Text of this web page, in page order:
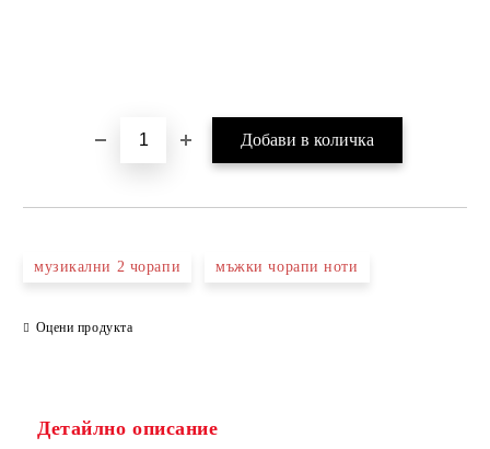
музикални 2 чорапи мъжки чорапи ноти
Оцени продукта
Детайлно описание